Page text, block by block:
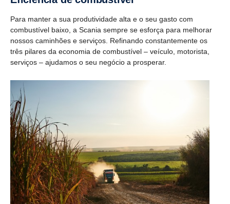
Para manter a sua produtividade alta e o seu gasto com
combustível baixo, a Scania sempre se esforça para melhorar
nossos caminhões e serviços. Refinando constantemente os
três pilares da economia de combustível – veículo, motorista,
serviços – ajudamos o seu negócio a prosperar.